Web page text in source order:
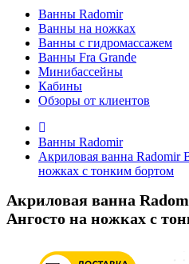
Ванны Radomir
Ванны на ножках
Ванны с гидромассажем
Ванны Fra Grande
Минибассейны
Кабины
Обзоры от клиентов
Ванны Radomir
Акриловая ванна Radomir
ножках с тонким бортом
Акриловая ванна
Ангосто на ножках с